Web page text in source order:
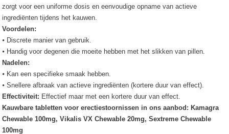
zorgt voor een uniforme dosis en eenvoudige opname van actieve
ingrediënten tijdens het kauwen.
Voordelen:
⦁ Discrete manier van gebruik.
⦁ Handig voor degenen die moeite hebben met het slikken van pillen.
Nadelen:
⦁ Kan een specifieke smaak hebben.
⦁ Snellere afbraak van actieve ingrediënten (kortere duur van effect).
Effectiviteit: Effectief maar met een kortere duur van effect.
Kauwbare tabletten voor erectiestoornissen in ons aanbod: Kamagra
Chewable 100mg, Vikalis VX Chewable 20mg, Sextreme Chewable
100mg